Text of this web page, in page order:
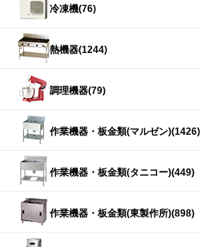
冷凍機(76)
熱機器(1244)
調理機器(79)
作業機器・板金類(マルゼン)(1426)
作業機器・板金類(タニコー)(449)
作業機器・板金類(東製作所)(898)